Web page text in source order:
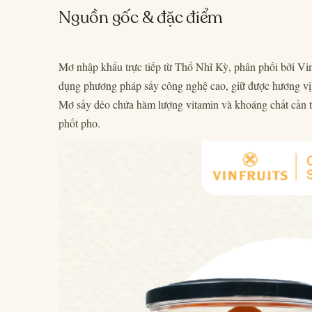
Nguồn gốc & đặc điểm
Mơ nhập khẩu trực tiếp từ Thổ Nhĩ Kỳ, phân phối bởi
dụng phương pháp sấy công nghệ cao, giữ được hương
Mơ sấy dẻo chứa hàm lượng vitamin và khoáng chất
phốt pho.